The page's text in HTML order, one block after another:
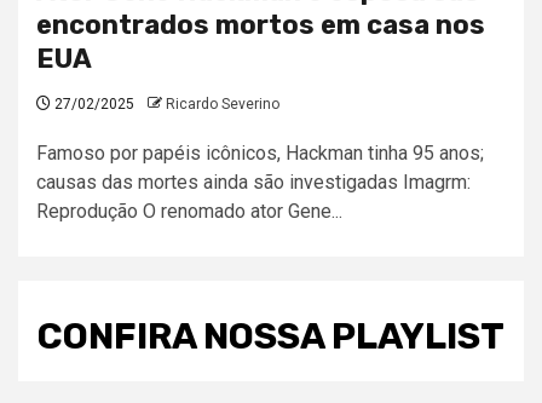
encontrados mortos em casa nos
EUA
27/02/2025 Ricardo Severino
Famoso por papéis icônicos, Hackman tinha 95 anos;
causas das mortes ainda são investigadas Imagrm:
Reprodução O renomado ator Gene...
CONFIRA NOSSA PLAYLIST